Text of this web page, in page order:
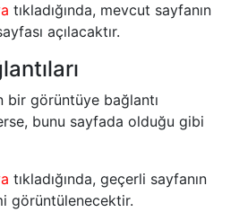
tıkladığında, mevcut sayfanın
açılacaktır.
bir görüntüye bağlantı
bunu sayfada olduğu gibi
tıkladığında, geçerli sayfanın
görüntülenecektir.